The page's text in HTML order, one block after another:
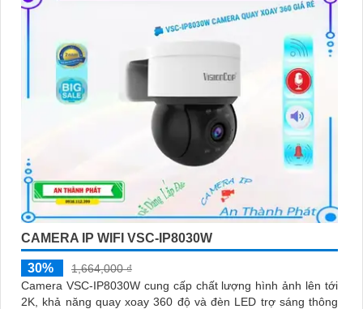
CAMERA IP WIFI VSC-IP8030W
30%
1,664,000 ₫
Camera VSC-IP8030W cung cấp chất lượng hình ảnh lên tới
2K, khả năng quay xoay 360 độ và đèn LED trợ sáng thông